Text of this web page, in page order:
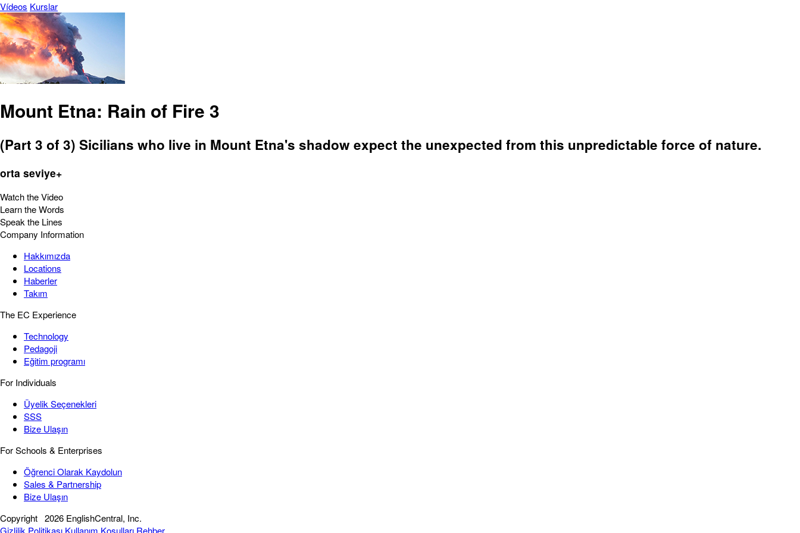
Vídeos Kurslar
Mount Etna: Rain of Fire 3
(Part 3 of 3) Sicilians who live in Mount Etna's shadow expect the unexpected from this unpredictable force of nature.
orta seviye+
Watch the Video
Learn the Words
Speak the Lines
Company Information
Hakkımızda
Locations
Haberler
Takım
The EC Experience
Technology
Pedagoji
Eğitim programı
For Individuals
Üyelik Seçenekleri
SSS
Bize Ulaşın
For Schools & Enterprises
Öğrenci Olarak Kaydolun
Sales & Partnership
Bize Ulaşın
Copyright 2026 EnglishCentral, Inc.